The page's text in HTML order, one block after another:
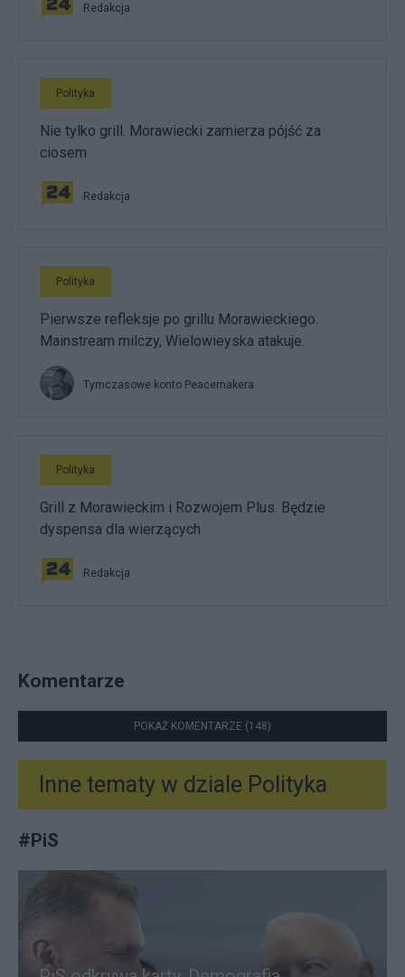
Redakcja
Polityka
Nie tylko grill. Morawiecki zamierza pójść za
ciosem
Redakcja
Polityka
Pierwsze refleksje po grillu Morawieckiego.
Mainstream milczy, Wielowieyska atakuje.
Tymczasowe konto Peacemakera
Polityka
Grill z Morawieckim i Rozwojem Plus. Będzie
dyspensa dla wierzących
Redakcja
Komentarze
POKAŻ KOMENTARZE (148)
Inne tematy w dziale Polityka
#PiS